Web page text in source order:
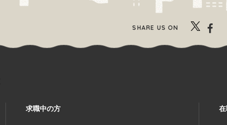
SHARE US ON
求職中の方